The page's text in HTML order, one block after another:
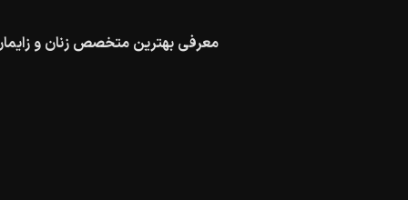
معرفی بهترین متخصص زنان و زایمان